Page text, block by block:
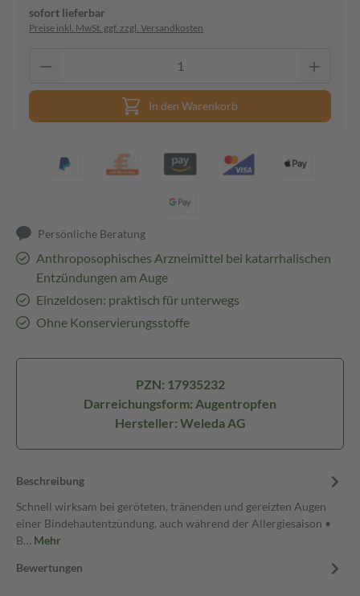
sofort lieferbar
Preise inkl. MwSt. ggf. zzgl. Versandkosten
In den Warenkorb
Persönliche Beratung
Anthroposophisches Arzneimittel bei katarrhalischen
Entzündungen am Auge
Einzeldosen: praktisch für unterwegs
Ohne Konservierungsstoffe
PZN: 17935232
Darreichungsform: Augentropfen
Hersteller: Weleda AG
Beschreibung
Schnell wirksam bei geröteten, tränenden und gereizten Augen
einer Bindehautentzündung, auch während der Allergiesaison •
B… Mehr
Bewertungen